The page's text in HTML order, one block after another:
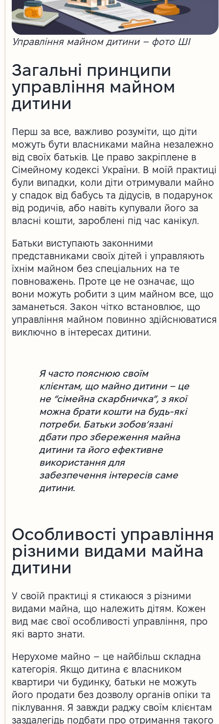
Управління майном дитини – фото ШІ
Загальні принципи
управління майном
дитини
Перш за все, важливо розуміти, що діти
можуть бути власниками майна незалежно
від своїх батьків. Це право закріплене в
Сімейному кодексі України. В моїй практиці
були випадки, коли діти отримували майно
у спадок від бабусь та дідусів, в подарунок
від родичів, або навіть купували його за
власні кошти, зароблені під час канікул.
Батьки виступають законними
представниками своїх дітей і управляють
їхнім майном без спеціальних на те
повноважень. Проте це не означає, що
вони можуть робити з цим майном все, що
заманеться. Закон чітко встановлює, що
управління майном повинно здійснюватися
виключно в інтересах дитини.
Я часто пояснюю своїм
клієнтам, що майно дитини – це
не “сімейна скарбничка”, з якої
можна брати кошти на будь-які
потреби. Батьки зобов’язані
дбати про збереження майна
дитини та його ефективне
використання для
забезпечення інтересів саме
дитини.
Особливості управління
різними видами майна
дитини
У своїй практиці я стикаюся з різними
видами майна, що належить дітям. Кожен
вид має свої особливості управління, про
які варто знати.
Нерухоме майно – це найбільш складна
категорія. Якщо дитина є власником
квартири чи будинку, батьки не можуть
його продати без дозволу органів опіки та
піклування. Я завжди раджу своїм клієнтам
заздалегідь подбати про отримання такого